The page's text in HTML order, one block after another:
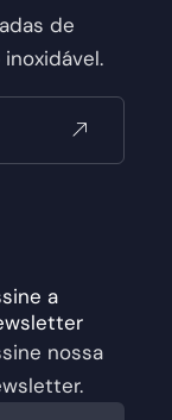
de
a
nossa